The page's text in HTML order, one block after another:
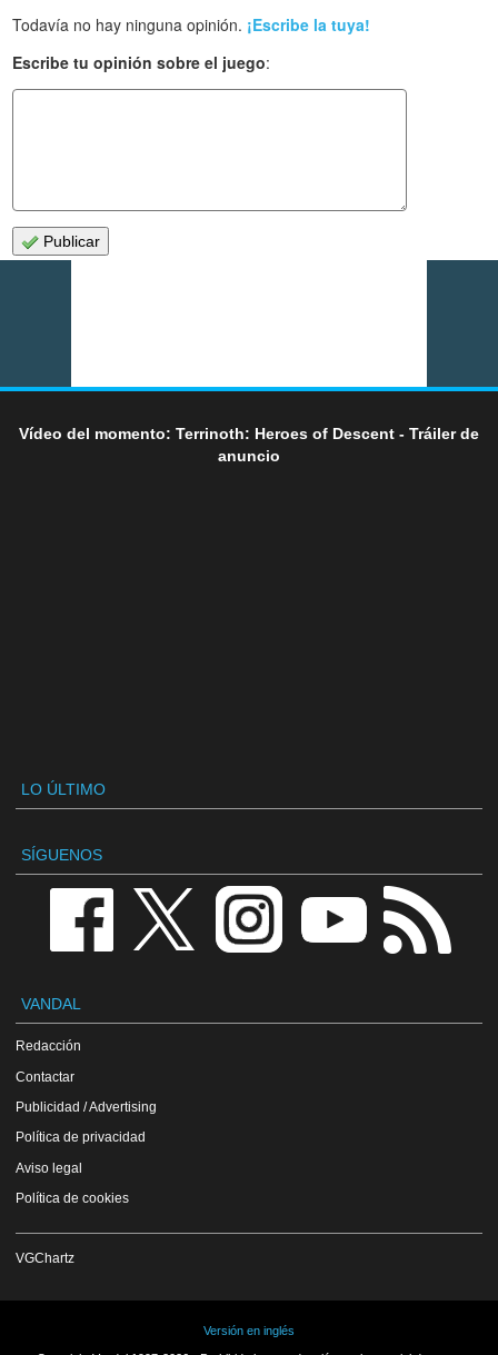
Todavía no hay ninguna opinión. ¡Escribe la tuya!
Escribe tu opinión sobre el juego:
Publicar
Vídeo del momento: Terrinoth: Heroes of Descent - Tráiler de
anuncio
LO ÚLTIMO
SÍGUENOS
VANDAL
Redacción
Contactar
Publicidad / Advertising
Política de privacidad
Aviso legal
Política de cookies
VGChartz
Versión en inglés